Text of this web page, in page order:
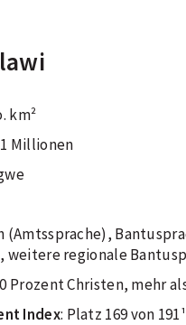
Mio. km²
Millionen
(Amtssprache),
weitere regionale
Prozent Christen, mehr
Index: Platz 169 von 191¹